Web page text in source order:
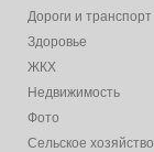
Дороги и транспорт
Здоровье
ЖКХ
Недвижимость
Фото
Сельское хозяйство